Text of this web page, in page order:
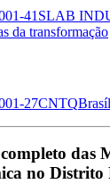
41 SLAB
da transformação
27CNTQ
das
no Distrito